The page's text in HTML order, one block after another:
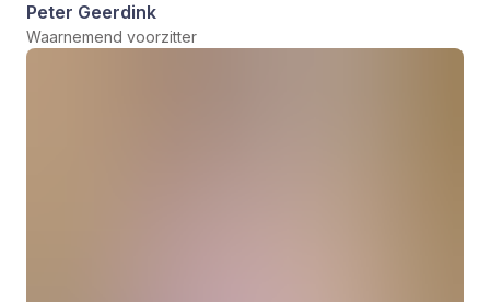
Peter Geerdink
Waarnemend voorzitter